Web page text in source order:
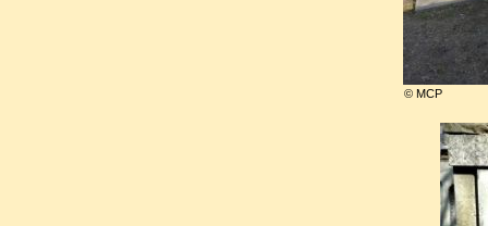
tenter sa chance en Europe.
un spéculateur heureux
investissements territoriaux
Héritier littéraire de
nombreux documents
© MCP